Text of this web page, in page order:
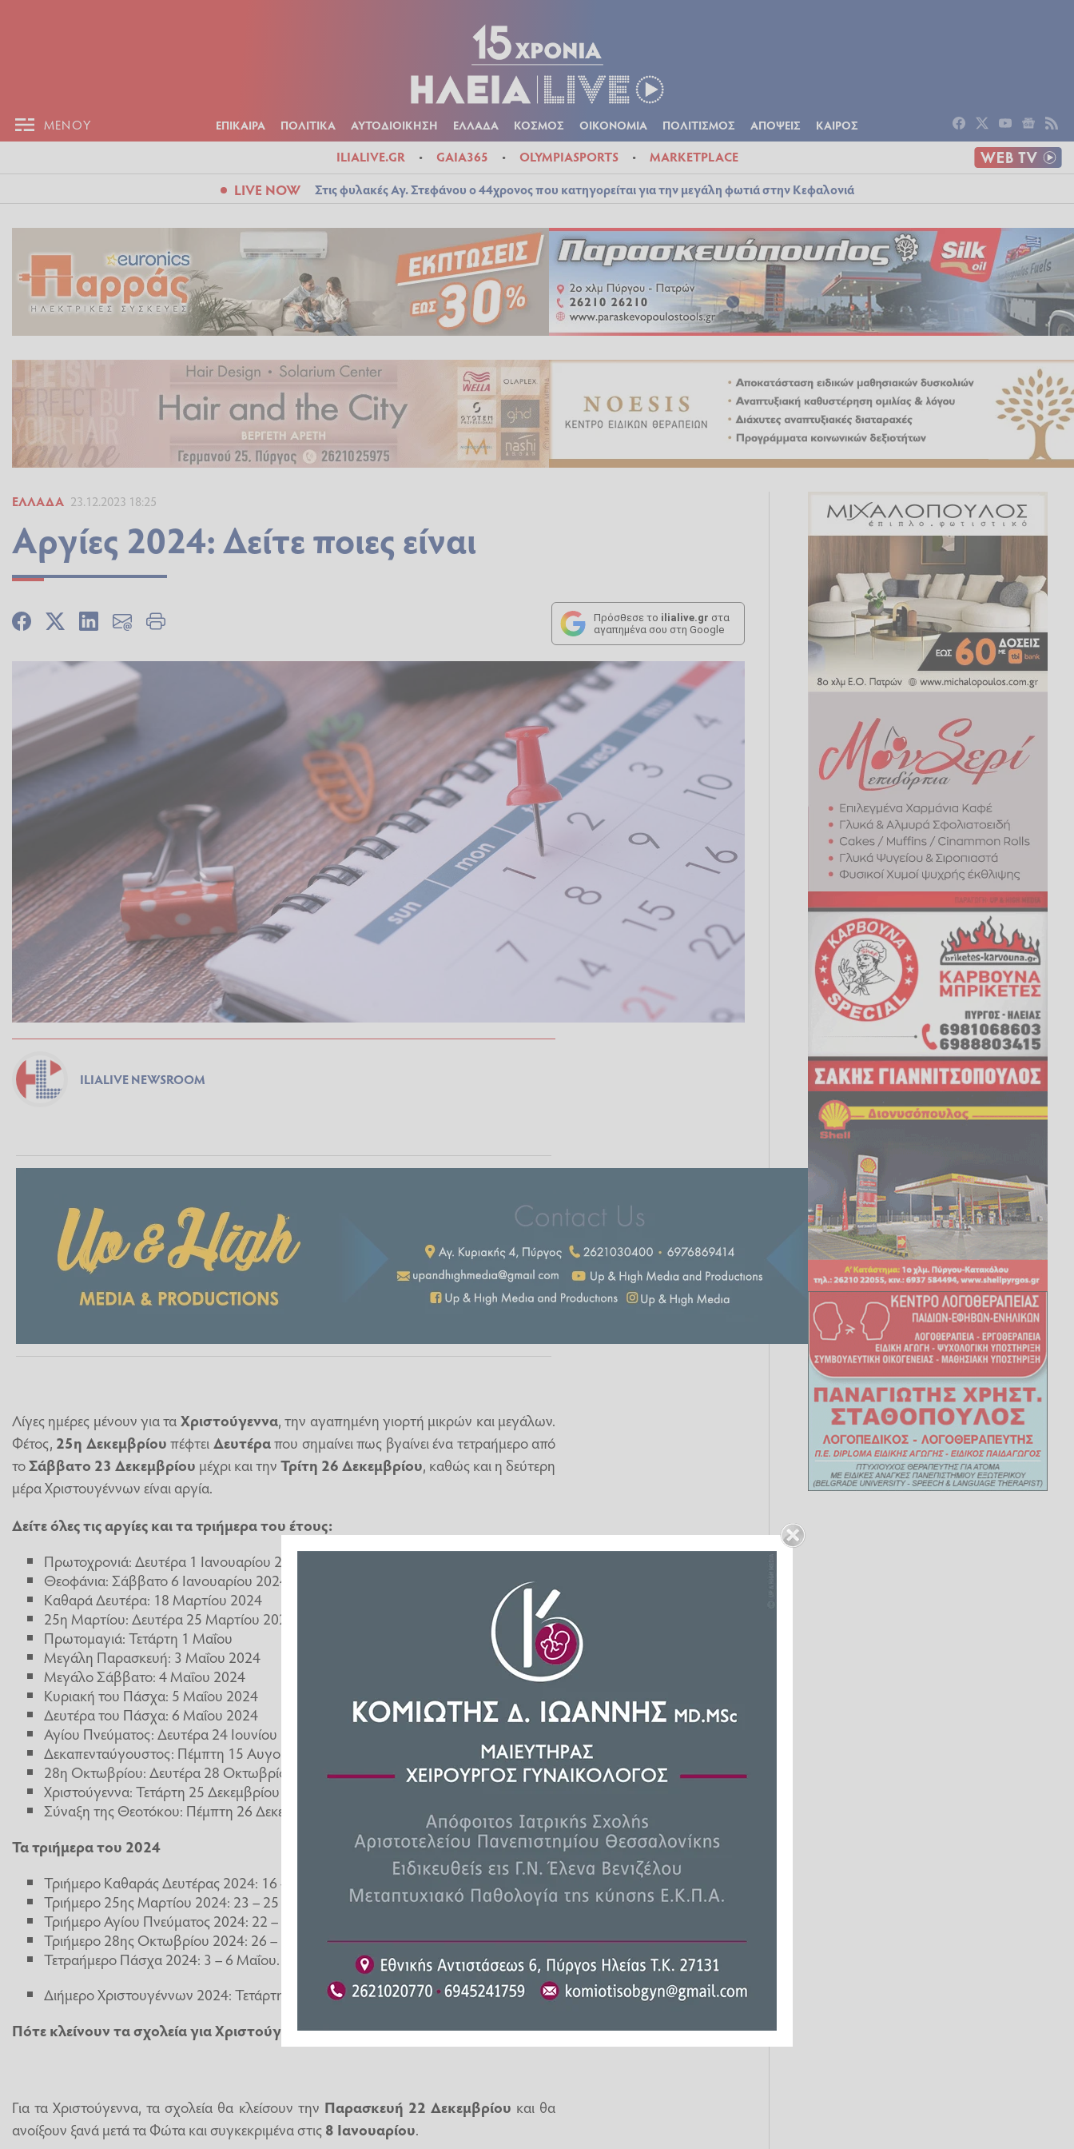
ΜΕΝΟΥ ΕΠΙΚΑΙΡΑ ΠΟΛΙΤΙΚΑ ΑΥΤΟΔΙΟΙΚΗΣΗ ΕΛΛΑΔΑ ΚΟΣΜΟΣ ΟΙΚΟΝΟΜΙΑ ΠΟΛΙΤΙΣΜΟΣ ΑΠΟΨΕΙΣ ΚΑΙΡΟΣ
ILIALIVE.GR GAIA365 OLYMPIASPORTS MARKETPLACE
LIVE NOW Στις φυλακές Αγ. Στεφάνου ο 44χρονος που κατηγορείται για την μεγάλη φωτιά στην Κεφαλονιά
ΕΛΛΆΔΑ 23.12.2023 18:25
Αργίες 2024: Δείτε ποιες είναι
Πρόσθεσε το ilialive.gr στα
αγαπημένα σου στη Google
ILIALIVE NEWSROOM
Λίγες ημέρες μένουν για ταΧριστούγεννα, την αγαπημένη γιορτή μικρών και μεγάλων.
Φέτος, 25η Δεκεμβρίουπέφτει Δευτέραπου σημαίνει πως βγαίνει ένα τετραήμερο από
τοΣάββατο 23 Δεκεμβρίου μέχρι και τηνΤρίτη 26 Δεκεμβρίου, καθώς και η δεύτερη
μέρα Χριστουγέννων είναι αργία.
Δείτε όλες τις αργίες και τα τριήμερα του έτους:
Πρωτοχρονιά: Δευτέρα 1 Ιανουαρίου 2024
Θεοφάνια: Σάββατο 6 Ιανουαρίου 2024
Καθαρά Δευτέρα: 18 Μαρτίου 2024
25η Μαρτίου: Δευτέρα 25 Μαρτίου 2024
Πρωτομαγιά: Τετάρτη 1 Μαΐου
Μεγάλη Παρασκευή: 3 Μαΐου 2024
Μεγάλο Σάββατο: 4 Μαΐου 2024
Κυριακή του Πάσχα: 5 Μαΐου 2024
Δευτέρα του Πάσχα: 6 Μαΐου 2024
Αγίου Πνεύματος: Δευτέρα 24 Ιουνίου 2024
Δεκαπενταύγουστος: Πέμπτη 15 Αυγούστου 2024
28η Οκτωβρίου: Δευτέρα 28 Οκτωβρίου 2024
Χριστούγεννα: Τετάρτη 25 Δεκεμβρίου 2024
Σύναξη της Θεοτόκου: Πέμπτη 26 Δεκεμβρίου 2024
Τα τριήμερα του 2024
Τριήμερο Καθαράς Δευτέρας 2024: 16 – 18 Μαρτίου
Τριήμερο 25ης Μαρτίου 2024: 23 – 25 Μαρτίου
Τριήμερο Αγίου Πνεύματος 2024: 22 – 24 Ιουνίου
Τριήμερο 28ης Οκτωβρίου 2024: 26 – 28 Οκτωβρίου
Τετραήμερο Πάσχα 2024: 3 – 6 Μαΐου.
Διήμερο Χριστουγέννων 2024: Τετάρτη 25 Δεκεμβρίου και Πέμπτη 26 Δεκεμβρίου.
Πότε κλείνουν τα σχολεία για Χριστούγεννα
Για τα Χριστούγεννα, τα σχολεία θα κλείσουν την Παρασκευή 22 Δεκεμβρίου και θα
ανοίξουν ξανά μετά τα Φώτα και συγκεκριμένα στις 8 Ιανουαρίου.